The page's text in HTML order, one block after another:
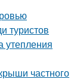
туристов
утепления
частного